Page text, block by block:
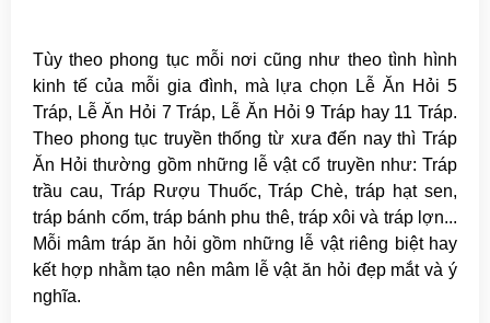
Tùy theo phong tục mỗi nơi cũng như theo tình hình
kinh tế của mỗi gia đình, mà lựa chọn Lễ Ăn Hỏi 5
Tráp, Lễ Ăn Hỏi 7 Tráp, Lễ Ăn Hỏi 9 Tráp hay 11 Tráp.
Theo phong tục truyền thống từ xưa đến nay thì Tráp
Ăn Hỏi thường gồm những lễ vật cổ truyền như: Tráp
trầu cau, Tráp Rượu Thuốc, Tráp Chè, tráp hạt sen,
tráp bánh cốm, tráp bánh phu thê, tráp xôi và tráp lợn...
Mỗi mâm tráp ăn hỏi gồm những lễ vật riêng biệt hay
kết hợp nhằm tạo nên mâm lễ vật ăn hỏi đẹp mắt và ý
nghĩa.